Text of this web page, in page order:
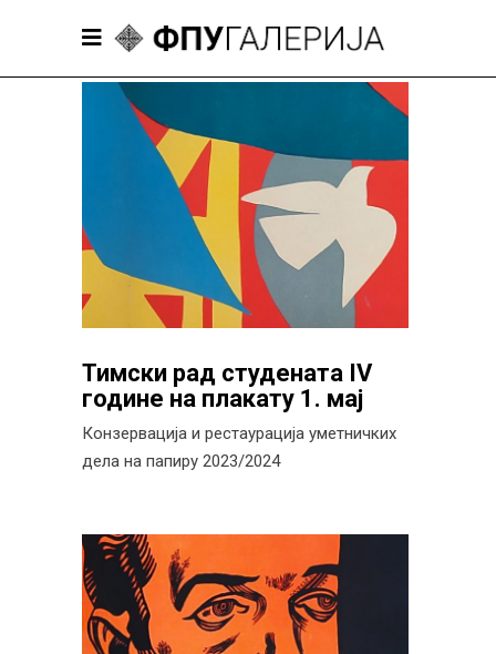
Тимски рад студената IV
године на плакату 1. мај
Конзервација и рестаурација уметничких
дела на папиру 2023/2024